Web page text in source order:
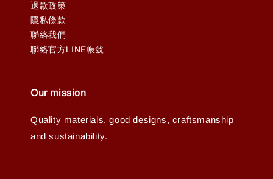
退款政策
隱私條款
聯絡我們
聯絡官方LINE帳號
Our mission
Quality materials, good designs, craftsmanship
and sustainability.